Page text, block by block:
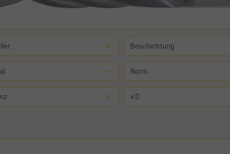
Beschichtung
Norm
x D